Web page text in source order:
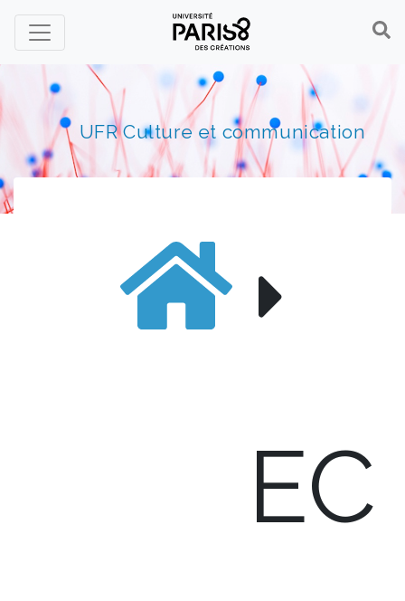
Panneau de gestion des cookies
UFR Culture et communication